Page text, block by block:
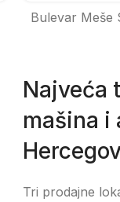
Bulevar Meše
Najveća
mašina i
Tri prodajne